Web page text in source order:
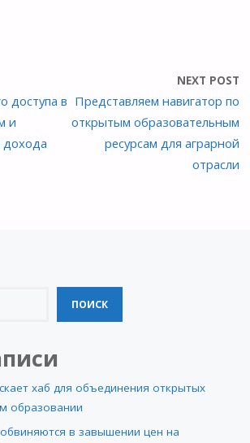
доступа в
и
дохода
NEXT POST
Представляем навигатор по
открытым образовательным
ресурсам для аграрной
отрасли
ПОИСК
хаб для объединения открытых
образовании
в завышении цен на